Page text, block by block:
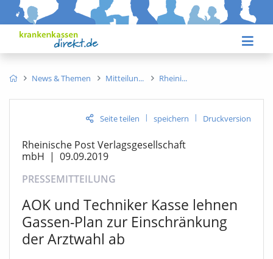
News & Themen Mitteilun Rheini
Seite teilen | speichern | Druckversion
Rheinische Post Verlagsgesellschaft
mbH | 09.09.2019
PRESSEMITTEILUNG
AOK und Techniker Kasse lehnen
Gassen-Plan zur Einschränkung
der Arztwahl ab